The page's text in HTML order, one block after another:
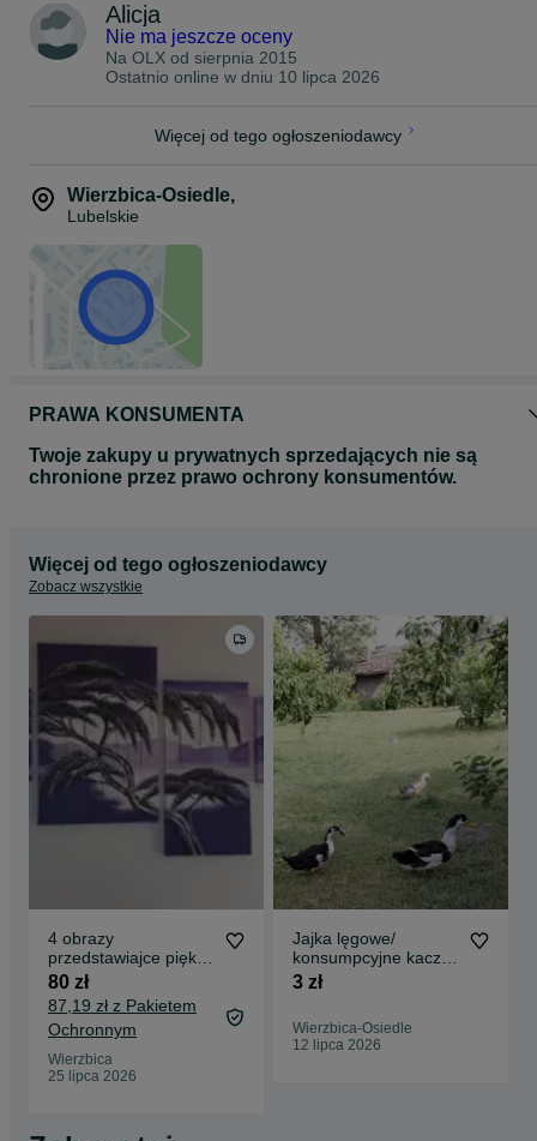
Zapraszam do kontaktu i obejrzenia na miejscu.
Istnieje możliwość zorganizowania transportu do kupującego (do
100 km). Koszt ustalany indywidualnie w zależności od odległości.
Alicja
Nie ma jeszcze oceny
Na OLX od sierpnia 2015
Ostatnio online w dniu 10 lipca 2026
Więcej od tego ogłoszeniodawcy
Wierzbica-Osiedle,
Lubelskie
PRAWA KONSUMENTA
Twoje zakupy u prywatnych sprzedających nie są
chronione przez prawo ochrony konsumentów.
Więcej od tego ogłoszeniodawcy
Zobacz wszystkie
4 obrazy
przedstawiajce piękny
widok
80 zł
87,19 zł z Pakietem
Ochronnym
Wierzbica
25 lipca 2026
Jajka lęgowe/
konsumpcyjne kaczki
staropolskiej
3 zł
Wierzbica-Osiedle
12 lipca 2026